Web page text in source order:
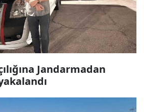
Jandarmadan